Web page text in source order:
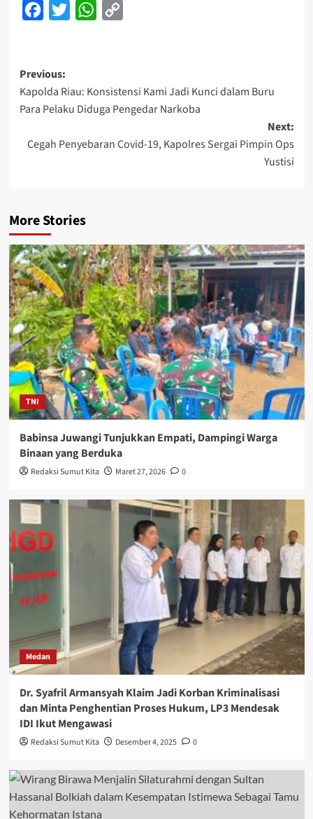
Facebook
Twitter WhatsApp
Post
navigation
Previous:
Kapolda Riau: Konsistensi Kami Jadi Kunci dalam Buru
Para Pelaku Diduga Pengedar Narkoba
Next:
Cegah Penyebaran Covid-19, Kapolres Sergai Pimpin Ops
Yustisi
More Stories
TNI
Babinsa Juwangi Tunjukkan Empati, Dampingi Warga
Binaan yang Berduka
Redaksi Sumut Kita Maret 27, 2026 0
Medan
Dr. Syafril Armansyah Klaim Jadi Korban Kriminalisasi
dan Minta Penghentian Proses Hukum, LP3 Mendesak
IDI Ikut Mengawasi
Redaksi Sumut Kita Desember 4, 2025 0